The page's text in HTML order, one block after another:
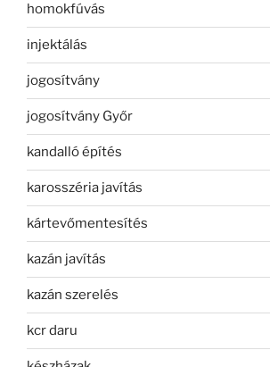
homokfúvás
injektálás
jogosítvány
jogosítvány Győr
kandalló építés
karosszéria javítás
kártevőmentesítés
kazán javítás
kazán szerelés
kcr daru